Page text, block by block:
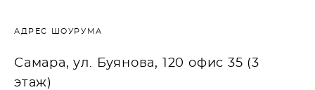
АДРЕС ШОУРУМА
Самара, ул. Буянова, 120 офис 35 (3
этаж)